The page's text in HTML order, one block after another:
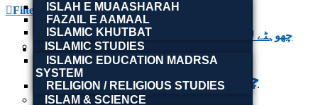
ISLAH E MUAASHARAH
FAZAIL E AAMAAL
ISLAMIC KHUTBAT
ISLAMIC STUDIES
ISLAMIC EDUCATION MADRSA
SYSTEM
RELIGION / RELIGIOUS STUDIES
ISLAM & SCIENCE
Filter By
Chouhtay Laaray | چھوہٹے لارے